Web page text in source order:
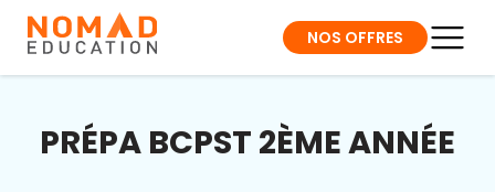
NOS OFFRES
PRÉPA BCPST 2ÈME ANNÉE